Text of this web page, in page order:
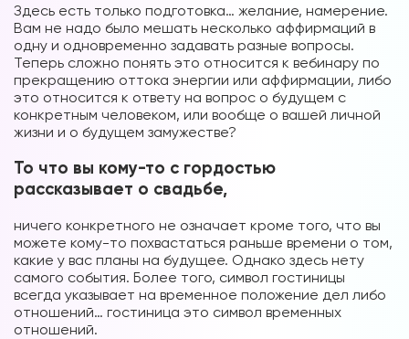
Здесь есть только подготовка… желание, намерение.
Вам не надо было мешать несколько аффирмаций в
одну и одновременно задавать разные вопросы.
Теперь сложно понять это относится к вебинару по
прекращению оттока энергии или аффирмации, либо
это относится к ответу на вопрос о будущем с
конкретным человеком, или вообще о вашей личной
жизни и о будущем замужестве?
То что вы кому-то с гордостью
рассказывает о свадьбе,
ничего конкретного не означает кроме того, что вы
можете кому-то похвастаться раньше времени о том,
какие у вас планы на будущее. Однако здесь нету
самого события. Более того, символ гостиницы
всегда указывает на временное положение дел либо
отношений… гостиница это символ временных
отношений.